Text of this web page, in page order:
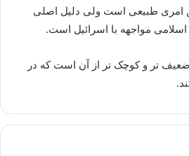
امری طبیعی است ولی دلیل اصلی
مواجهه با اسرائیل است.
ضعیف تر و کوچک تر از آن است که در